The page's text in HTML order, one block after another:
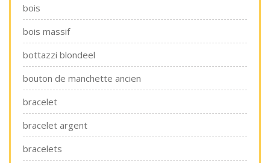
bois
bois massif
bottazzi blondeel
bouton de manchette ancien
bracelet
bracelet argent
bracelets